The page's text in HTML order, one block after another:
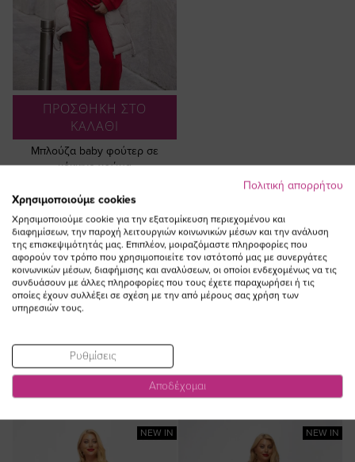
ΠΡΟΣΘΗΚΗ ΣΤΟ
ΚΑΛΑΘΙ
Μπλούζα baby φούτερ σε
κόκκινο χρώμα
NEW IN NEW IN
ΔΕΙΤΕ ΕΠΙΣΗΣ
Πολιτική απορρήτου
Χρησιμοποιούμε cookies
Χρησιμοποιούμε cookie για την εξατομίκευση περιεχομένου και
διαφημίσεων, την παροχή λειτουργιών κοινωνικών μέσων και την ανάλυση
της επισκεψιμότητάς μας. Επιπλέον, μοιραζόμαστε πληροφορίες που
αφορούν τον τρόπο που χρησιμοποιείτε τον ιστότοπό μας με συνεργάτες
κοινωνικών μέσων, διαφήμισης και αναλύσεων, οι οποίοι ενδεχομένως να τις
συνδυάσουν με άλλες πληροφορίες που τους έχετε παραχωρήσει ή τις
οποίες έχουν συλλέξει σε σχέση με την από μέρους σας χρήση των
υπηρεσιών τους.
Ρυθμίσεις
Αποδέχομαι